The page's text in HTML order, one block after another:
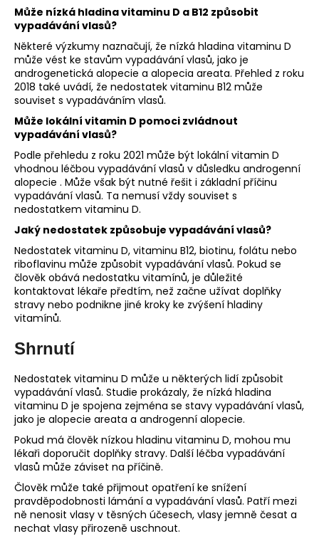
Může nízká hladina vitaminu D a B12 způsobit
vypadávání vlasů?
Některé výzkumy naznačují, že nízká hladina vitaminu D
může vést ke stavům vypadávání vlasů, jako je
androgenetická alopecie a alopecia areata. Přehled z roku
2018 také uvádí, že nedostatek vitaminu B12 může
souviset s vypadáváním vlasů.
Může lokální vitamin D pomoci zvládnout
vypadávání vlasů?
Podle přehledu z roku 2021 může být lokální vitamin D
vhodnou léčbou vypadávání vlasů v důsledku androgenní
alopecie . Může však být nutné řešit i základní příčinu
vypadávání vlasů. Ta nemusí vždy souviset s
nedostatkem vitaminu D.
Jaký nedostatek způsobuje vypadávání vlasů?
Nedostatek vitaminu D, vitaminu B12, biotinu, folátu nebo
riboflavinu může způsobit vypadávání vlasů. Pokud se
člověk obává nedostatku vitamínů, je důležité
kontaktovat lékaře předtím, než začne užívat doplňky
stravy nebo podnikne jiné kroky ke zvýšení hladiny
vitamínů.
Shrnutí
Nedostatek vitaminu D může u některých lidí způsobit
vypadávání vlasů. Studie prokázaly, že nízká hladina
vitaminu D je spojena zejména se stavy vypadávání vlasů,
jako je alopecie areata a androgenní alopecie.
Pokud má člověk nízkou hladinu vitaminu D, mohou mu
lékaři doporučit doplňky stravy. Další léčba vypadávání
vlasů může záviset na příčině.
Člověk může také přijmout opatření ke snížení
pravděpodobnosti lámání a vypadávání vlasů. Patří mezi
ně nenosit vlasy v těsných účesech, vlasy jemně česat a
nechat vlasy přirozeně uschnout.